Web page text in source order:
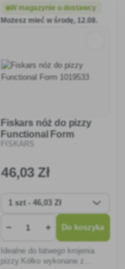
W magazynie u dostawcy
Możesz mieć w środę, 12.08.
Fiskars nóż do pizzy
Functional Form
1019533
FISKARS
46,03 Zł
− + Do koszyka
Idealne do łatwego krojenia
pizzy.Kółko wykonane z